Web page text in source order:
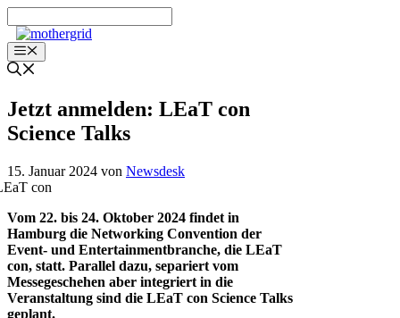
Inhalt
springenMenü
Jetzt anmelden: LEaT con
Science Talks
15. Januar 2024 von Newsdesk
Vom 22. bis 24. Oktober 2024 findet in
Hamburg die Networking Convention der
Event- und Entertainmentbranche, die LEaT
con, statt. Parallel dazu, separiert vom
Messegeschehen aber integriert in die
Veranstaltung sind die LEaT con Science Talks
geplant.